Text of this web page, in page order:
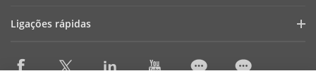
Contacte-nos
Histórias de sucesso
Ligações rápidas
Onde comprar